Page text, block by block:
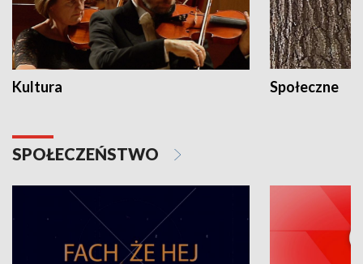
Kultura Społeczne
SPOŁECZEŃSTWO